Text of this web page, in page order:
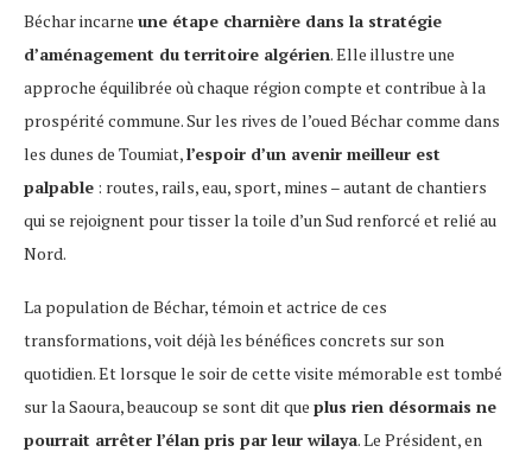
Béchar incarne une étape charnière dans la stratégie
d’aménagement du territoire algérien. Elle illustre une
approche équilibrée où chaque région compte et contribue à la
prospérité commune. Sur les rives de l’oued Béchar comme dans
les dunes de Toumiat,l’espoir d’un avenir meilleur est
palpable : routes, rails, eau, sport, mines – autant de chantiers
qui se rejoignent pour tisser la toile d’un Sud renforcé et relié au
Nord.
La population de Béchar, témoin et actrice de ces
transformations, voit déjà les bénéfices concrets sur son
quotidien. Et lorsque le soir de cette visite mémorable est tombé
sur la Saoura, beaucoup se sont dit que plus rien désormais ne
pourrait arrêter l’élan pris par leur wilaya. Le Président, en